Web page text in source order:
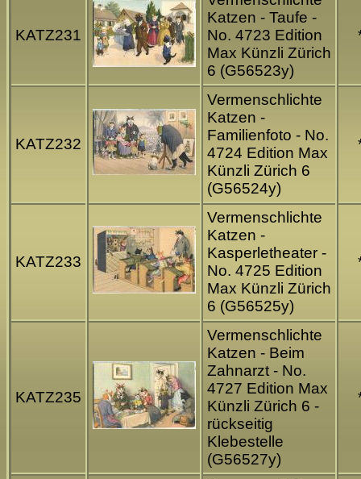
KATZ231
Katzen - Taufe -
No. 4723 Edition
Max Künzli Zürich
6 (G56523y)
KATZ232
Vermenschlichte
Katzen -
Familienfoto - No.
4724 Edition Max
Künzli Zürich 6
(G56524y)
KATZ233
Vermenschlichte
Katzen -
Kasperletheater -
No. 4725 Edition
Max Künzli Zürich
6 (G56525y)
KATZ235
Vermenschlichte
Katzen - Beim
Zahnarzt - No.
4727 Edition Max
Künzli Zürich 6 -
rückseitig
Klebestelle
(G56527y)